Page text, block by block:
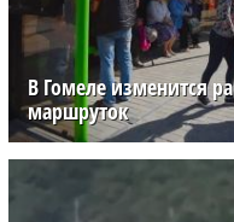
В Гомеле изменится
маршруток